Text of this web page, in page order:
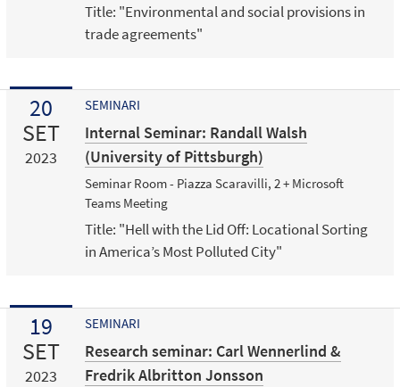
Title: "Environmental and social provisions in
trade agreements"
20
SET
2023
SEMINARI
Internal Seminar: Randall Walsh
(University of Pittsburgh)
Seminar Room - Piazza Scaravilli, 2 + Microsoft
Teams Meeting
Title: "Hell with the Lid Off: Locational Sorting
in America’s Most Polluted City"
19
SET
2023
SEMINARI
Research seminar: Carl Wennerlind &
Fredrik Albritton Jonsson